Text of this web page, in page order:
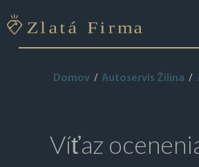
Domov Autoservis Žilina
Víťaz